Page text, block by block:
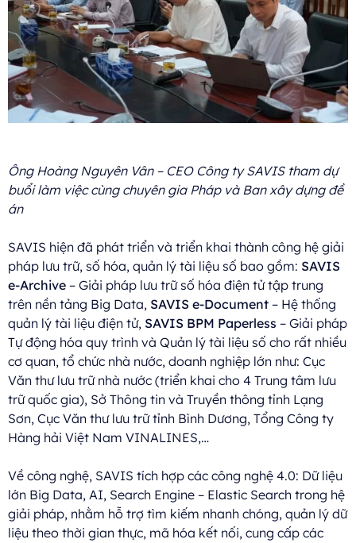
Ông Hoàng Nguyên Vân – CEO Công ty SAVIS tham dự
buổi làm việc cùng chuyên gia Pháp và Ban xây dựng đề
án
SAVIS hiện đã phát triển và triển khai thành công hệ giải
pháp lưu trữ, số hóa, quản lý tài liệu số bao gồm: SAVIS
e-Archive – Giải pháp lưu trữ số hóa điện tử tập trung
trên nền tảng Big Data, SAVIS e-Document – Hệ thống
quản lý tài liệu điện tử, SAVIS BPM Paperless – Giải pháp
Tự động hóa quy trình và Quản lý tài liệu số cho rất nhiều
cơ quan, tổ chức nhà nước, doanh nghiệp lớn như: Cục
Văn thư lưu trữ nhà nước (triển khai cho 4 Trung tâm lưu
trữ quốc gia), Sở Thông tin và Truyền thông tỉnh Lạng
Sơn, Cục Văn thư lưu trữ tỉnh Bình Dương, Tổng Công ty
Hàng hải Việt Nam VINALINES,…
Về công nghệ, SAVIS tích hợp các công nghệ 4.0: Dữ liệu
lớn Big Data, AI, Search Engine – Elastic Search trong hệ
giải pháp, nhằm hỗ trợ tìm kiếm nhanh chóng, quản lý dữ
liệu theo thời gian thực, mã hóa kết nối, cung cấp các